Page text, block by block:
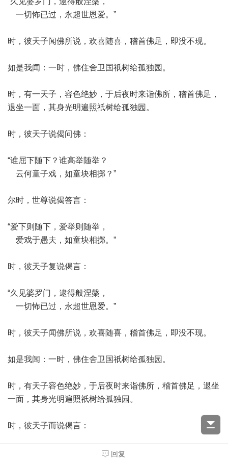
一切怖已过，永超世恩爱。”
时，彼天子闻佛所说，欢喜随喜，稽首佛足，即没不现。
如是我闻：一时，佛住舍卫国祇树给孤独园。
时，有一天子，容色绝妙，于后夜时来诣佛所，稽首佛足，
退坐一面，其身光明遍照祇树给孤独园。
时，彼天子说偈问佛：
“谁屈下随下？谁高举随举？
云何童子戏，如童块相掷？”
尔时，世尊说偈答言：
“爱下则随下，爱举则随举，
爱戏于愚夫，如童块相掷。”
时，彼天子复说偈言：
“久见婆罗门，逮得般涅槃，
一切怖已过，永超世恩爱。”
时，彼天子闻佛所说，欢喜随喜，稽首佛足，即没不现。
如是我闻：一时，佛住舍卫国祇树给孤独园。
时，有天子容色绝妙，于后夜时来诣佛所，稽首佛足，退坐
一面，其身光明遍照祇树给孤独园。
时，彼天子而说偈言：
“决定以遮遮，意妄想而来， 回复